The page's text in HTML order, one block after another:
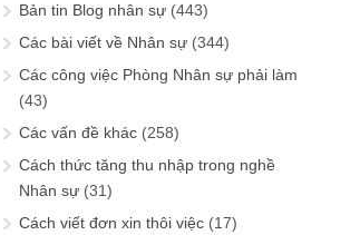
Bản tin Blog nhân sự (443)
Các bài viết về Nhân sự (344)
Các công việc Phòng Nhân sự phải làm
(43)
Các vấn đề khác (258)
Cách thức tăng thu nhập trong nghề
Nhân sự (31)
Cách viết đơn xin thôi việc (17)